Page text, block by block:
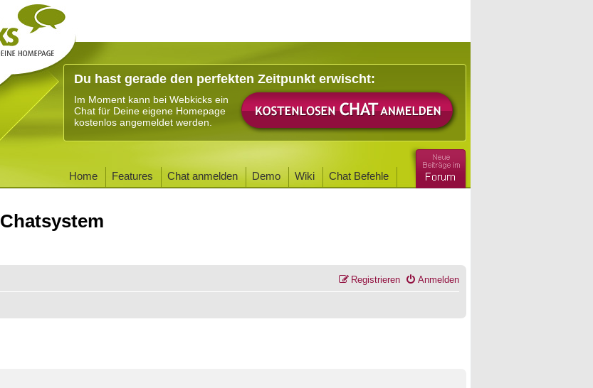
Du hast gerade den perfekten Zeitpunkt erwischt:
Im Moment kann bei Webkicks ein
Chat für Deine eigene Homepage
kostenlos angemeldet werden.
Home Features Chat anmelden Demo Wiki Chat Befehle
Chatsystem
Anmelden
Registrieren